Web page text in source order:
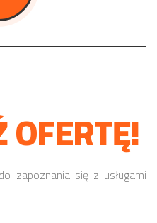
zapoznania się z usługami